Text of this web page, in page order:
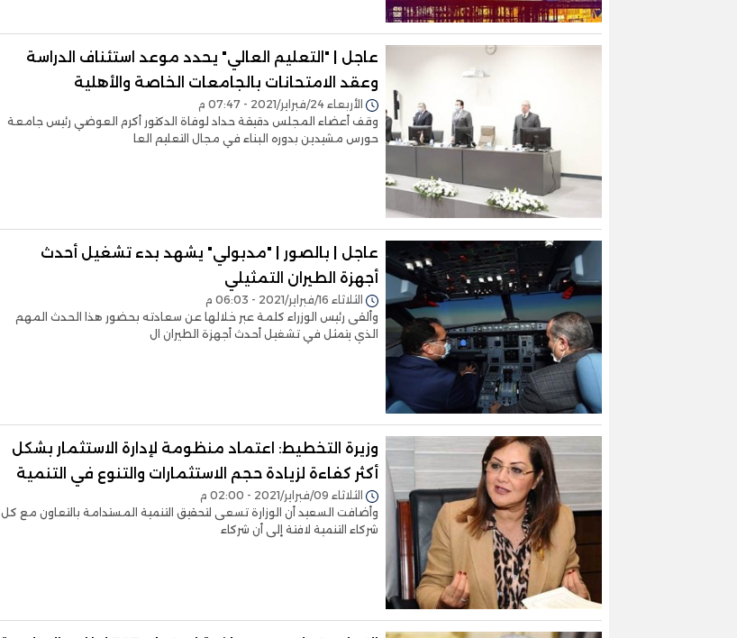
عاجل | "التعليم العالي" يحدد موعد استئناف الدراسة
وعقد الامتحانات بالجامعات الخاصة والأهلية
الأربعاء 24/فبراير/2021 - 07:47 م
وقف أعضاء المجلس دقيقة حداد لوفاة الدكتور أكرم العوضي رئيس جامعة
حورس مشيدين بدوره البناء في مجال التعليم العا
عاجل | بالصور | "مدبولي" يشهد بدء تشغيل أحدث
أجهزة الطيران التمثيلي
الثلاثاء 16/فبراير/2021 - 06:03 م
وألقى رئيس الوزراء كلمة عبر خلالها عن سعادته بحضور هذا الحدث المهم
الذي يتمثل في تشغيل أحدث أجهزة الطيران ال
وزيرة التخطيط: اعتماد منظومة لإدارة الاستثمار بشكل
أكثر كفاءة لزيادة حجم الاستثمارات والتنوع في التنمية
الثلاثاء 09/فبراير/2021 - 02:00 م
وأضافت السعيد أن الوزارة تسعى لتحقيق التنمية المستدامة بالتعاون مع كل
شركاء التنمية لافتة إلى أن شركاء